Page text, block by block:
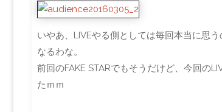
いやあ、LIVEやる側としては毎回本当に思
なるわな。
前回のFAKE STARでもそうだけど、今回の
たｍｍ